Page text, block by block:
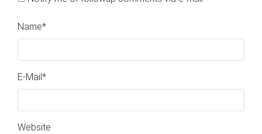
Name*
E-Mail *
Website